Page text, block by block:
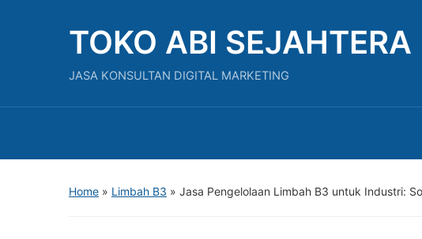
TOKO ABI SEJAHTERA
JASA KONSULTAN DIGITAL MARKETING
Home » Limbah B3 » Jasa Pengelolaan Limbah B3 untuk Industri: